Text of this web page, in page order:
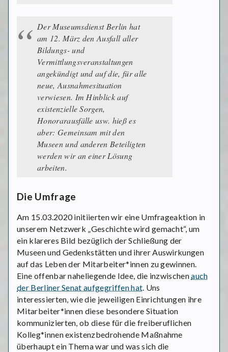
Der Museumsdienst Berlin hat
am 12. März den Ausfall aller
Bildungs- und
Vermittlungsveranstaltungen
angekündigt und auf die, für alle
neue, Ausnahmesituation
verwiesen. Im Hinblick auf
existenzielle Sorgen,
Honorarausfälle usw. hieß es
aber: Gemeinsam mit den
Museen und anderen Beteiligten
werden wir an einer Lösung
arbeiten.
Die Umfrage
Am 15.03.2020 initiierten wir eine Umfrageaktion in
unserem Netzwerk „Geschichte wird gemacht“, um
ein klareres Bild bezüglich der Schließung der
Museen und Gedenkstätten und ihrer Auswirkungen
auf das Leben der Mitarbeiter*innen zu gewinnen.
Eine offenbar naheliegende Idee, die inzwischenauch
der Berliner Senat aufgegriffen hat . Uns
interessierten, wie die jeweiligen Einrichtungen ihre
Mitarbeiter*innen diese besondere Situation
kommunizierten, ob diese für die freiberuflichen
Kolleg*innen existenzbedrohende Maßnahme
überhaupt ein Thema war und was sich die